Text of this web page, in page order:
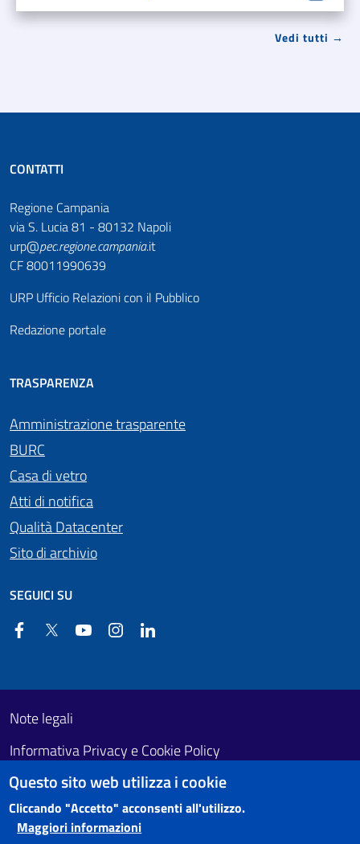
Vedi tutti →
CONTATTI
Regione Campania
via S. Lucia 81 - 80132 Napoli
urp@pec.regione.campania.it
CF 80011990639
URP Ufficio Relazioni con il Pubblico
Redazione portale
TRASPARENZA
Amministrazione trasparente
BURC
Casa di vetro
Atti di notifica
Qualità Datacenter
Sito di archivio
SEGUICI SU
FacebookTwitter YouTube Instagram
Footer First
Useful links section
Note legali
Informativa Privacy e Cookie Policy
Obiettivi di accessibilità
Questo sito web utilizza i cookie
Cliccando "Accetto" acconsenti all'utilizzo.
Maggiori informazioni